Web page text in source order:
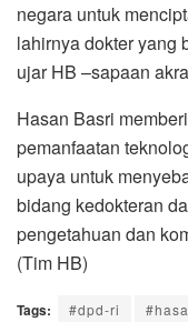
negara untuk
lahirnya dokter yang
ujar HB –sapaan
Hasan Basri
pemanfaatan
upaya untuk
bidang kedokteran
pengetahuan dan
(Tim HB)
Tags: #dpd-ri